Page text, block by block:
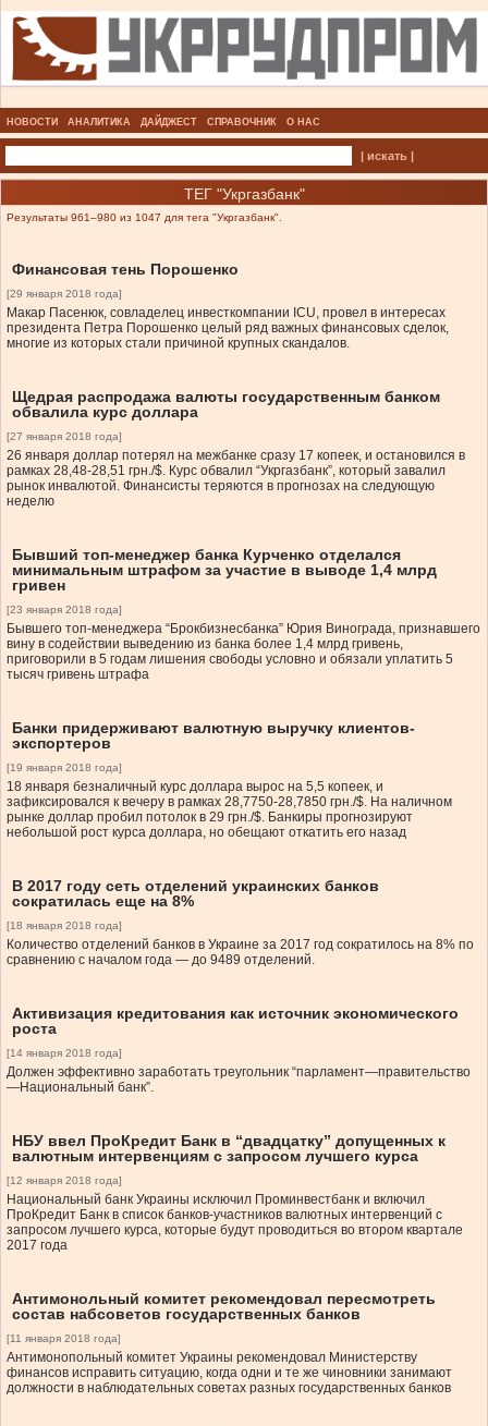
НОВОСТИ АНАЛИТИКА ДАЙДЖЕСТ СПРАВОЧНИК О НАС
| искать |
ТЕГ "Укргазбанк"
Результаты 961–980 из 1047 для тега "Укргазбанк".
Финансовая тень Порошенко
[29 января 2018 года]
Макар Пасенюк, совладелец инвесткомпании ICU, провел в интересах
президента Петра Порошенко целый ряд важных финансовых сделок,
многие из которых стали причиной крупных скандалов.
Щедрая распродажа валюты государственным банком
обвалила курс доллара
[27 января 2018 года]
26 января доллар потерял на межбанке сразу 17 копеек, и остановился в
рамках 28,48-28,51 грн./$. Курс обвалил “Укргазбанк”, который завалил
рынок инвалютой. Финансисты теряются в прогнозах на следующую
неделю
Бывший топ-менеджер банка Курченко отделался
минимальным штрафом за участие в выводе 1,4 млрд
гривен
[23 января 2018 года]
Бывшего топ-менеджера “Брокбизнесбанка” Юрия Винограда, признавшего
вину в содействии выведению из банка более 1,4 млрд гривень,
приговорили в 5 годам лишения свободы условно и обязали уплатить 5
тысяч гривень штрафа
Банки придерживают валютную выручку клиентов-
экспортеров
[19 января 2018 года]
18 января безналичный курс доллара вырос на 5,5 копеек, и
зафиксировался к вечеру в рамках 28,7750-28,7850 грн./$. На наличном
рынке доллар пробил потолок в 29 грн./$. Банкиры прогнозируют
небольшой рост курса доллара, но обещают откатить его назад
В 2017 году сеть отделений украинских банков
сократилась еще на 8%
[18 января 2018 года]
Количество отделений банков в Украине за 2017 год сократилось на 8% по
сравнению с началом года — до 9489 отделений.
Активизация кредитования как источник экономического
роста
[14 января 2018 года]
Должен эффективно заработать треугольник “парламент—правительство
—Национальный банк”.
НБУ ввел ПроКредит Банк в “двадцатку” допущенных к
валютным интервенциям с запросом лучшего курса
[12 января 2018 года]
Национальный банк Украины исключил Проминвестбанк и включил
ПроКредит Банк в список банков-участников валютных интервенций с
запросом лучшего курса, которые будут проводиться во втором квартале
2017 года
Антимонольный комитет рекомендовал пересмотреть
состав набсоветов государственных банков
[11 января 2018 года]
Антимонопольный комитет Украины рекомендовал Министерству
финансов исправить ситуацию, когда одни и те же чиновники занимают
должности в наблюдательных советах разных государственных банков